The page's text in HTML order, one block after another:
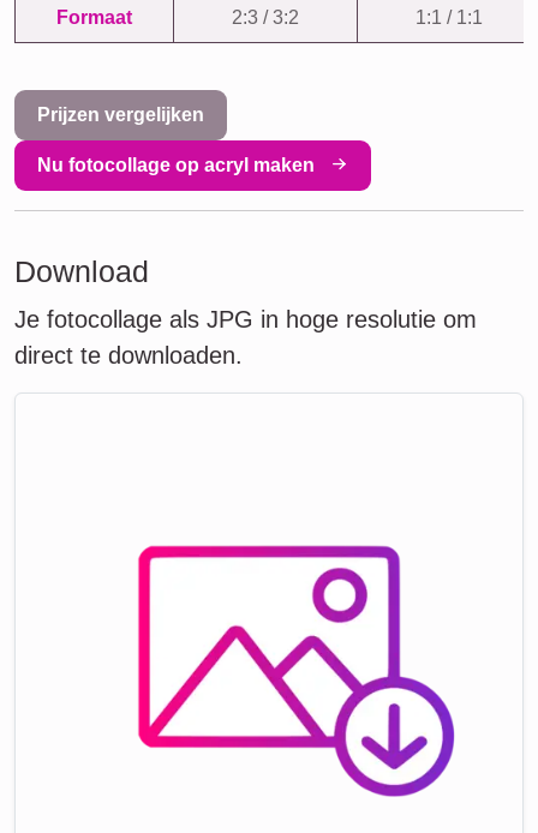
Formaat 2:3 / 3:2 1:1 / 1:1
Prijzen vergelijken
Nu fotocollage op acryl maken
Download
Je fotocollage als JPG in hoge resolutie om
direct te downloaden.